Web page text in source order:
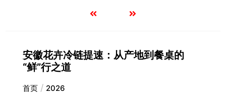
安徽花卉冷链提速：从产地到餐桌的
“鲜”行之道
首页 2026